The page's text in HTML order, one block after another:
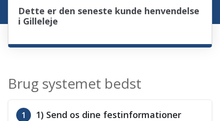
Dette er den seneste kunde henvendelse
i Gilleleje
Brug systemet bedst
1 1) Send os dine festinformationer